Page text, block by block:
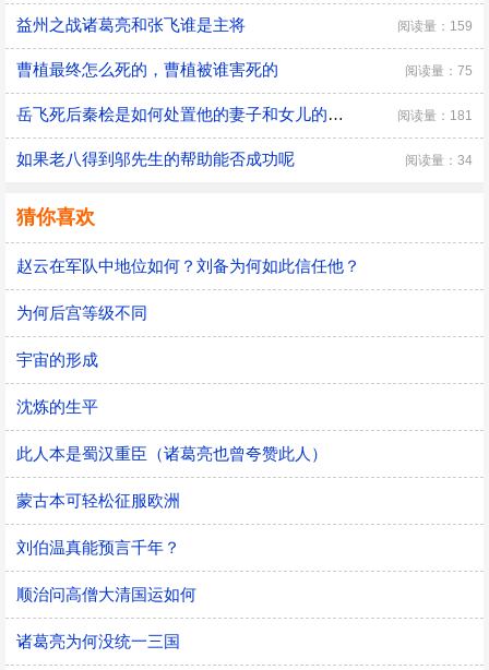
益州之战诸葛亮和张飞谁是主将 阅读量：159
曹植最终怎么死的，曹植被谁害死的 阅读量：75
​岳飞死后秦桧是如何处置他的妻子和女儿的，秦桧怎么处置岳飞家人的 阅读量：181
如果老八得到邬先生的帮助能否成功呢 阅读量：34
猜你喜欢
赵云在军队中地位如何？刘备为何如此信任他？
为何后宫等级不同
宇宙的形成
沈炼的生平
此人本是蜀汉重臣（诸葛亮也曾夸赞此人）
蒙古本可轻松征服欧洲
刘伯温真能预言千年？
顺治问高僧大清国运如何
诸葛亮为何没统一三国